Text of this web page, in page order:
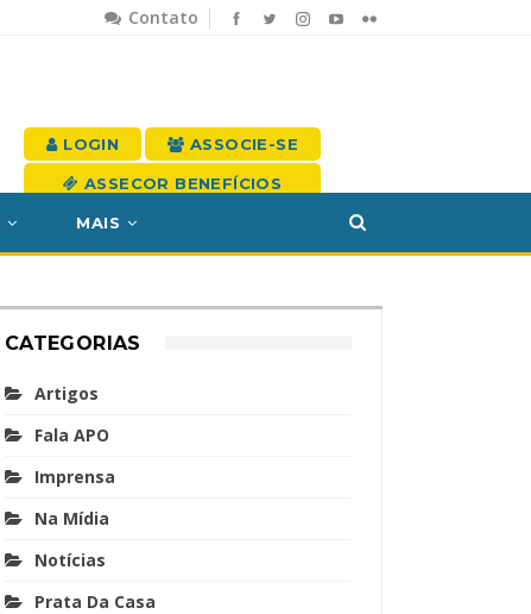
Contato
LOGIN ASSOCIE-SE
ASSECOR BENEFÍCIOS
MAIS
CATEGORIAS
Artigos
Fala APO
Imprensa
Na Mídia
Notícias
Prata Da Casa